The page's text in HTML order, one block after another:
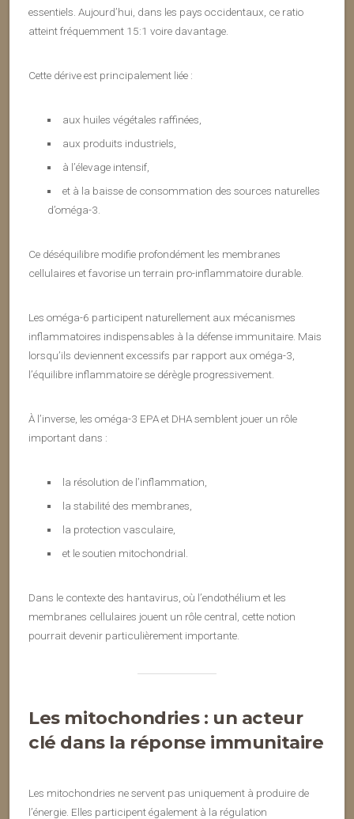
essentiels. Aujourd’hui, dans les pays occidentaux, ce ratio
atteint fréquemment 15:1 voire davantage.
Cette dérive est principalement liée :
aux huiles végétales raffinées,
aux produits industriels,
à l’élevage intensif,
et à la baisse de consommation des sources naturelles
d’oméga-3.
Ce déséquilibre modifie profondément les membranes
cellulaires et favorise un terrain pro-inflammatoire durable.
Les oméga-6 participent naturellement aux mécanismes
inflammatoires indispensables à la défense immunitaire. Mais
lorsqu’ils deviennent excessifs par rapport aux oméga-3,
l’équilibre inflammatoire se dérègle progressivement.
À l’inverse, les oméga-3 EPA et DHA semblent jouer un rôle
important dans :
la résolution de l’inflammation,
la stabilité des membranes,
la protection vasculaire,
et le soutien mitochondrial.
Dans le contexte des hantavirus, où l’endothélium et les
membranes cellulaires jouent un rôle central, cette notion
pourrait devenir particulièrement importante.
Les mitochondries : un acteur
clé dans la réponse immunitaire
Les mitochondries ne servent pas uniquement à produire de
l’énergie. Elles participent également à la régulation